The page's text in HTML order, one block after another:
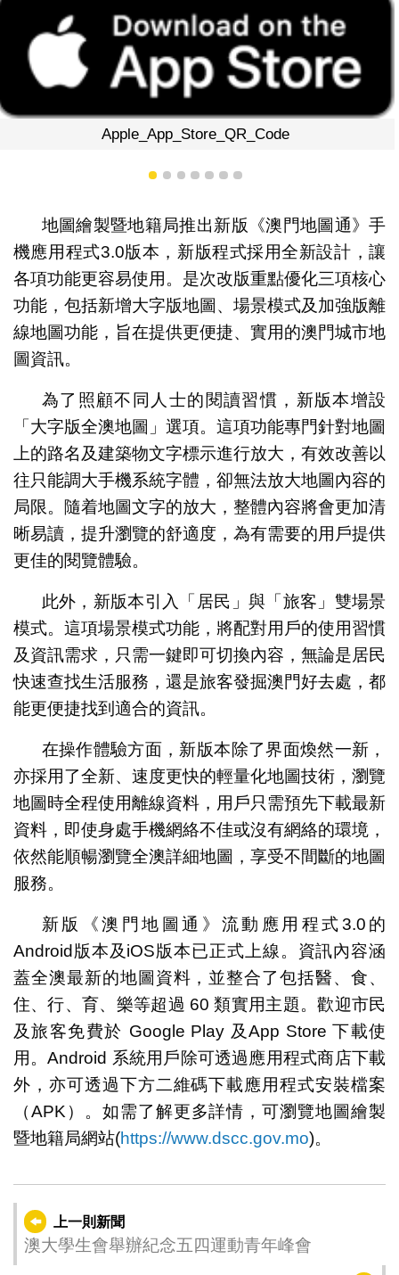
Apple_App_Store_QR_Code
1 2 3 4 5 6 7
地圖繪製暨地籍局推出新版《澳門地圖通》手
機應用程式3.0版本，新版程式採用全新設計，讓
各項功能更容易使用。是次改版重點優化三項核心
功能，包括新增大字版地圖、場景模式及加強版離
線地圖功能，旨在提供更便捷、實用的澳門城市地
圖資訊。
為了照顧不同人士的閱讀習慣，新版本增設
「大字版全澳地圖」選項。這項功能專門針對地圖
上的路名及建築物文字標示進行放大，有效改善以
往只能調大手機系統字體，卻無法放大地圖內容的
局限。隨着地圖文字的放大，整體內容將會更加清
晰易讀，提升瀏覽的舒適度，為有需要的用戶提供
更佳的閱覽體驗。
此外，新版本引入「居民」與「旅客」雙場景
模式。這項場景模式功能，將配對用戶的使用習慣
及資訊需求，只需一鍵即可切換內容，無論是居民
快速查找生活服務，還是旅客發掘澳門好去處，都
能更便捷找到適合的資訊。
在操作體驗方面，新版本除了界面煥然一新，
亦採用了全新、速度更快的輕量化地圖技術，瀏覽
地圖時全程使用離線資料，用戶只需預先下載最新
資料，即使身處手機網絡不佳或沒有網絡的環境，
依然能順暢瀏覽全澳詳細地圖，享受不間斷的地圖
服務。
新版《澳門地圖通》流動應用程式3.0的
Android版本及iOS版本已正式上線。資訊內容涵
蓋全澳最新的地圖資料，並整合了包括醫、食、
住、行、育、樂等超過 60 類實用主題。歡迎市民
及旅客免費於 Google Play 及App Store 下載使
用。Android 系統用戶除可透過應用程式商店下載
外，亦可透過下方二維碼下載應用程式安裝檔案
（APK）。如需了解更多詳情，可瀏覽地圖繪製
暨地籍局網站(https://www.dscc.gov.mo)。
上一則新聞
澳大學生會舉辦紀念五四運動青年峰會